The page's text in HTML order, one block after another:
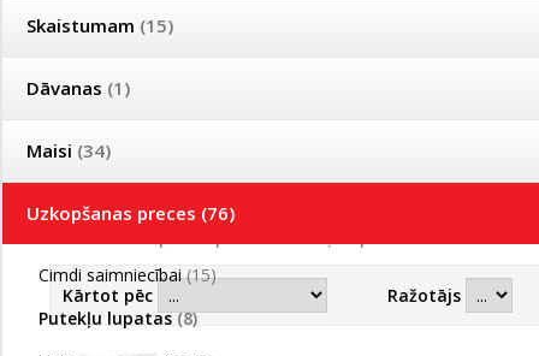
Skaistumam (15)
Dāvanas (1)
Maisi (34)
Uzkopšanas preces (76)
Cimdi saimniecībai(15)
Putekļu lupatas(8)
Mājsaimniecības un profesionālās uzkopšanas preču tirdzniecība
Bezmaksas piegāde visā Latvijā pasūtījumiem no 50 eiro!
Īpašas cenas un piegādes nosacījumi vairumtirgotājiem
Reģistrējies un saņem pastāvīgu atlaidi!
Putekļu lupatas
Kārtot pēc Ražotājs